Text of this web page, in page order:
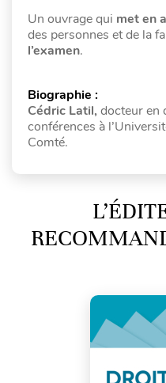
Un ouvrage qui met en
des personnes et de la
l’examen.
Biographie :
Cédric Latil, docteur en
conférences à
Comté.